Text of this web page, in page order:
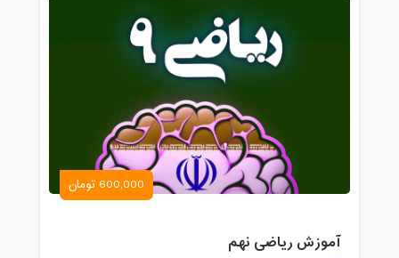
600,000 تومان
آموزش ریاضی نهم